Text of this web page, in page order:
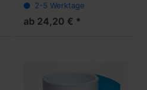
Silikonklebstoff,
hochtemperaturbeständig,
Durchschlagfestigkeit >7.5
2-5 Werktage
ab 24,20 € *